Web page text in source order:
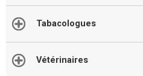
Tabacologues
Vétérinaires